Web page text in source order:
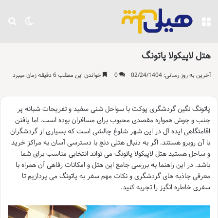
تغییر منو
هتل لاپیکولا پاتونگ
آخرین به روز رسانی: 02/24/1404 0 خواندن این مطلب 6 دقیقه زمان میبرد
پاتونگ نگین گردشگری پوکت با سواحل شنی سفید و تفریحات شبانه پر
جنب و جوش همواره مقصدی محبوب برای مسافران بوده است. اما یافتن
اقامتگاهی ایده آل در این شهر شلوغ چالشی است که بسیاری از گردشگران
با آن روبرو هستند. اگر به دنبال هتلی دنج با دسترسی آسان به مراکز خرید
و ساحل هستید هتل لاپیکولا پاتونگ می تواند انتخابی مناسب برای شما
باشد. در این راهنما به بررسی جامع این هتل و امکانات رفاهی آن همراه با
معرفی جاذبه های گردشگری و نکات مهم سفر به پاتونگ می پردازیم تا
سفری خاطره انگیز را تجربه کنید.